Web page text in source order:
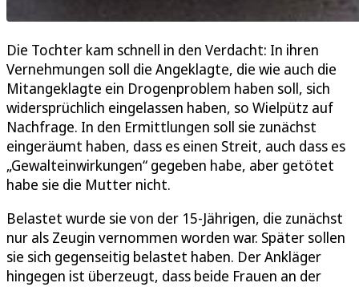
Die Tochter kam schnell in den Verdacht: In ihren
Vernehmungen soll die Angeklagte, die wie auch die
Mitangeklagte ein Drogenproblem haben soll, sich
widersprüchlich eingelassen haben, so Wielpütz auf
Nachfrage. In den Ermittlungen soll sie zunächst
eingeräumt haben, dass es einen Streit, auch dass es
„Gewalteinwirkungen“ gegeben habe, aber getötet
habe sie die Mutter nicht.
Belastet wurde sie von der 15-Jährigen, die zunächst
nur als Zeugin vernommen worden war. Später sollen
sie sich gegenseitig belastet haben. Der Ankläger
hingegen ist überzeugt, dass beide Frauen an der